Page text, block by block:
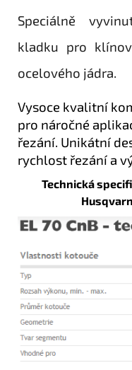
Speciálně
kladku pro
ocelového jádra.
Vysoce kvalitní
pro náročné
řezání. Unikátní
rychlost řezání a
Technická